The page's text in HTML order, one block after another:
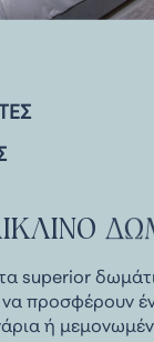
superior
προσφέρουν
ή